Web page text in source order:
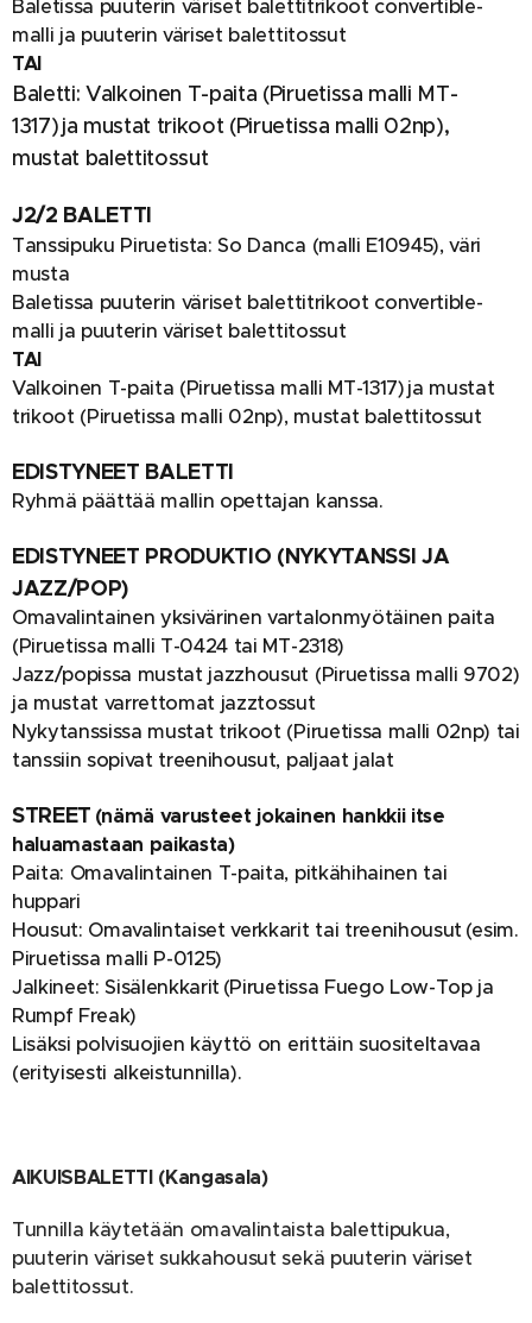
Baletissa puuterin väriset balettitrikoot convertible-
malli ja puuterin väriset balettitossut
TAI
Baletti: Valkoinen T-paita (Piruetissa malli MT-
1317) ja mustat trikoot (Piruetissa malli 02np),
mustat balettitossut
J2/2 BALETTI
Tanssipuku Piruetista: So Danca (malli E10945), väri
musta
Baletissa puuterin väriset balettitrikoot convertible-
malli ja puuterin väriset balettitossut
TAI
Valkoinen T-paita (Piruetissa malli MT-1317) ja mustat
trikoot (Piruetissa malli 02np), mustat balettitossut
EDISTYNEET BALETTI
Ryhmä päättää mallin opettajan kanssa.
EDISTYNEET PRODUKTIO (NYKYTANSSI JA
JAZZ/POP)
Omavalintainen yksivärinen vartalonmyötäinen paita
(Piruetissa malli T-0424 tai MT-2318)
Jazz/popissa mustat jazzhousut (Piruetissa malli 9702)
ja mustat varrettomat jazztossut
Nykytanssissa mustat trikoot (Piruetissa malli 02np) tai
tanssiin sopivat treenihousut, paljaat jalat
STREET (nämä varusteet jokainen hankkii itse
haluamastaan paikasta)
Paita: Omavalintainen T-paita, pitkähihainen tai
huppari
Housut: Omavalintaiset verkkarit tai treenihousut (esim.
Piruetissa malli P-0125)
Jalkineet: Sisälenkkarit (Piruetissa Fuego Low-Top ja
Rumpf Freak)
Lisäksi polvisuojien käyttö on erittäin suositeltavaa
(erityisesti alkeistunnilla).
AIKUISBALETTI (Kangasala)
Tunnilla käytetään omavalintaista balettipukua,
puuterin väriset sukkahousut sekä puuterin väriset
balettitossut.